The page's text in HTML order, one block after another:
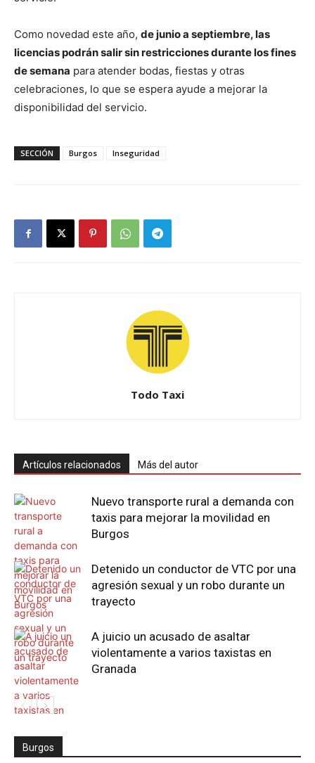
Como novedad este año, de junio a septiembre, las
licencias podrán salir sin restricciones durante los fines
de semana para atender bodas, fiestas y otras
celebraciones, lo que se espera ayude a mejorar la
disponibilidad del servicio.
SECCIÓN Burgos Inseguridad
Todo Taxi
Artículos relacionados Más del autor
Nuevo transporte rural a demanda con
taxis para mejorar la movilidad en
Burgos
Detenido un conductor de VTC por una
agresión sexual y un robo durante un
trayecto
A juicio un acusado de asaltar
violentamente a varios taxistas en
Granada
Burgos